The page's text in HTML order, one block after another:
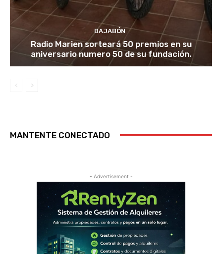
DAJABÓN
Radio Marien sorteará 50 premios en su
aniversario numero 50 de su fundación.
MANTENTE CONECTADO
- Advertisement -